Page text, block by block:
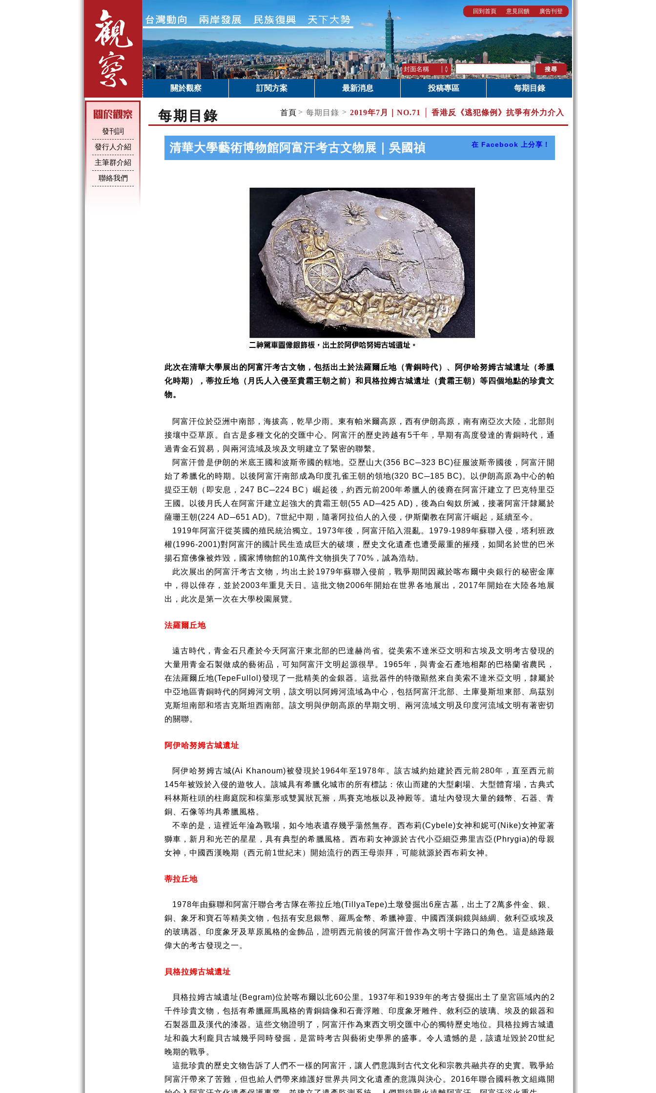
回到首頁 意見回饋 廣告刊登
關於觀察 訂閱方案 最新消息 投稿專區 每期目錄
發刊詞
發行人介紹
主筆群介紹
聯絡我們
每期目錄 首頁 > 每期目錄 > 2019年7月｜ NO.71 │ 香港反《逃犯條例》抗爭有外力介入
清華大學藝術博物館阿富汗考古文物展｜吳國禎 在 Facebook 上分享！
此次在清華大學展出的阿富汗考古文物，包括出土於法羅爾丘地（青銅時代）、阿伊哈努姆古城遺址（希臘
化時期），蒂拉丘地（月氏人入侵至貴霜王朝之前）和貝格拉姆古城遺址（貴霜王朝）等四個地點的珍貴文
物。
阿富汗位於亞洲中南部，海拔高，乾旱少雨。東有帕米爾高原，西有伊朗高原，南有南亞次大陸，北部則
接壤中亞草原。自古是多種文化的交匯中心。阿富汗的歷史跨越有5千年，早期有高度發達的青銅時代，通
過青金石貿易，與兩河流域及埃及文明建立了緊密的聯繫。
阿富汗曾是伊朗的米底王國和波斯帝國的轄地。亞歷山大 (356 BC─323 BC)征服波斯帝國後，阿富汗開
始了希臘化的時期。以後阿富汗南部成為印度孔雀王朝的領地(320 BC─185 BC)。以伊朗高原為中心的帕
提亞王朝（即安息， 247 BC─224 BC ）崛起後，約西元前200年希臘人的後裔在阿富汗建立了巴克特里亞
王國。以後月氏人在阿富汗建立起強大的貴霜王朝(55 AD─425 AD) ，後為白匈奴所滅，接著阿富汗隸屬於
薩珊王朝(224 AD─651 AD)。 7世紀中期，隨著阿拉伯人的入侵，伊斯蘭教在阿富汗崛起，延續至今。
1919年阿富汗從英國的殖民統治獨立。 1973年後，阿富汗陷入混亂。 1979-1989年蘇聯入侵，塔利班政
權(1996-2001)對阿富汗的國計民生造成巨大的破壞，歷史文化遺產也遭受嚴重的摧殘，如聞名於世的巴米
揚石窟佛像被炸毀，國家博物館的10萬件文物損失了70% ，誠為浩劫。
此次展出的阿富汗考古文物，均出土於1979年蘇聯入侵前，戰爭期間因藏於喀布爾中央銀行的秘密金庫
中，得以倖存，並於2003年重見天日。這批文物 2006年開始在世界各地展出， 2017年開始在大陸各地展
出，此次是第一次在大學校園展覽。
法羅爾丘地
遠古時代，青金石只產於今天阿富汗東北部的巴達赫尚省。從美索不達米亞文明和古埃及文明考古發現的
大量用青金石製做成的藝術品，可知阿富汗文明起源很早。 1965年，與青金石產地相鄰的巴格蘭省農民，
在法羅爾丘地(TepeFullol)發現了一批精美的金銀器。這批器件的特徵顯然來自美索不達米亞文明，隸屬於
中亞地區青銅時代的阿姆河文明，該文明以阿姆河流域為中心，包括阿富汗北部、土庫曼斯坦東部、烏茲別
克斯坦南部和塔吉克斯坦西南部。該文明與伊朗高原的早期文明、兩河流域文明及印度河流域文明有著密切
的關聯。
阿伊哈努姆古城遺址
阿伊哈努姆古城(Ai Khanoum)被發現於1964年至1978年。該古城約始建於西元前280年，直至西元前
145年被毀於入侵的遊牧人。該城具有希臘化城市的所有標誌：依山而建的大型劇場、大型體育場，古典式
科林斯柱頭的柱廊庭院和棕葉形或雙翼狀瓦簷，馬賽克地板以及神殿等。遺址內發現大量的錢幣、石器、青
銅、石像等均具希臘風格。
不幸的是，這裡近年淪為戰場，如今地表遺存幾乎蕩然無存。西布莉(Cybele)女神和妮可(Nike)女神駕著
獅車，新月和光芒的星星，具有典型的希臘風格。西布莉女神源於古代小亞細亞弗里吉亞 (Phrygia)的母親
女神，中國西漢晚期（西元前1世紀末）開始流行的西王母崇拜，可能就源於西布莉女神。
蒂拉丘地
1978年由蘇聯和阿富汗聯合考古隊在蒂拉丘地(TillyaTepe)土墩發掘出6座古墓，出土了 2萬多件金、銀、
銅、象牙和寶石等精美文物，包括有安息銀幣、羅馬金幣、希臘神靈、中國西漢銅鏡與絲綢、敘利亞或埃及
的玻璃器、印度象牙及草原風格的金飾品，證明西元前後的阿富汗曾作為文明十字路口的角色。這是絲路最
偉大的考古發現之一。
貝格拉姆古城遺址
貝格拉姆古城遺址 (Begram)位於喀布爾以北60公里。 1937年和1939年的考古發掘出土了皇宮區域內的 2
千件珍貴文物，包括有希臘羅馬風格的青銅鑄像和石膏浮雕、印度象牙雕件、敘利亞的玻璃、埃及的銀器和
石製器皿及漢代的漆器。這些文物證明了，阿富汗作為東西文明交匯中心的獨特歷史地位。貝格拉姆古城遺
址和義大利龐貝古城幾乎同時發掘，是當時考古與藝術史學界的盛事。令人遺憾的是，該遺址毀於20世紀
晚期的戰爭。
這批珍貴的歷史文物告訴了人們不一樣的阿富汗，讓人們意識到古代文化和宗教共融共存的史實。戰爭給
阿富汗帶來了苦難，但也給人們帶來維護好世界共同文化遺產的意識與決心。 2016年聯合國科教文組織開